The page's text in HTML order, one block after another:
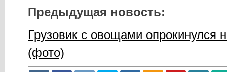
Предыдущая новость:
Грузовик с овощами опрокинулся
(фото)